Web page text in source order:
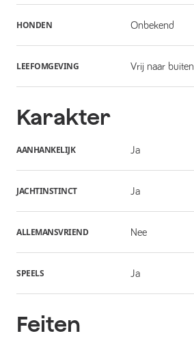
HONDEN Onbekend
LEEFOMGEVING Vrij naar buiten
Karakter
AANHANKELIJK Ja
JACHTINSTINCT Ja
ALLEMANSVRIEND Nee
SPEELS Ja
Feiten